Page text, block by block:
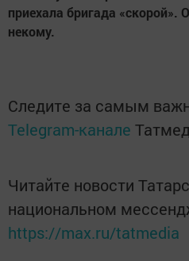
приехала бригада
некому.
Следите за самым
Telegram-канале
Читайте новости
национальном
https://max.ru/tatmedia